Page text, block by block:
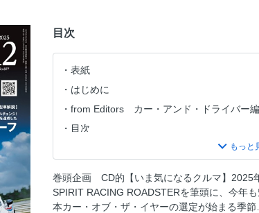
目次
表紙
はじめに
from Editors カー・アンド・ドライバー
目次
【SPORT CAR FILE SPECIAL】フェラ
也
【名車復刻版カタログ】フェラーリ特集
巻頭企画 CD的【いま気になるクルマ】2025
SPIRIT RACING ROADSTERを筆頭に、今年
本カー・オブ・ザ・イヤーの選定が始まる季